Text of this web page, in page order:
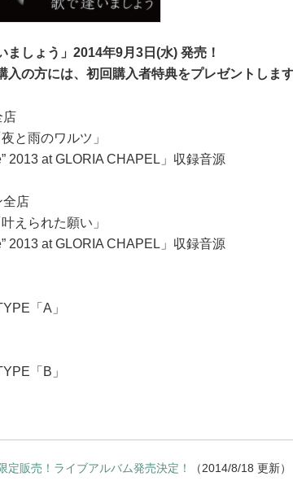
ましょう」2014年9月3日(水) 発売！
入の方には、初回購入者特典をプレゼントします
店
と雨のワルツ」
2013 at GLORIA CHAPEL」収録音源
全店
えられた願い」
2013 at GLORIA CHAPEL」収録音源
「A」
「B」
定販売！ライブアルバム発売決定！ （2014/8/18 更新）